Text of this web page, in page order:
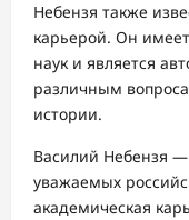
Небензя также
карьерой. Он
наук и является
различным
истории.
Василий Небензя
уважаемых
академическая